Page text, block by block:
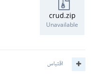
crud.zip
Unavailable
اقتباس